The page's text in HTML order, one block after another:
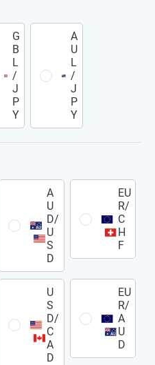
G
B
L
/
J
P
Y
A
U
L
/
J
P
Y
A
U
D/
U
S
D
EU
R/
C
H
F
U
S
D/
C
A
D
EU
R/
A
U
D